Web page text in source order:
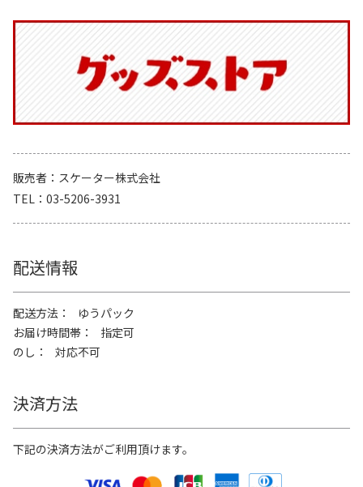
販売者
スケーター株式会社
TEL
03-5206-3931
配送情報
配送方法
ゆうパック
お届け時間帯
指定可
のし
対応不可
決済方法
下記の決済方法がご利用頂けます。